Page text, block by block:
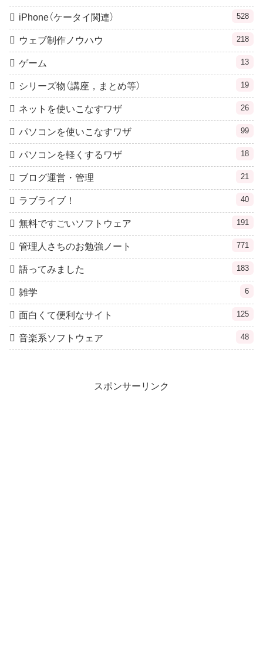
iPhone（ケータイ関連） 528
ウェブ制作ノウハウ 218
ゲーム 13
シリーズ物（講座，まとめ等） 19
ネットを使いこなすワザ 26
パソコンを使いこなすワザ 99
パソコンを軽くするワザ 18
ブログ運営・管理 21
ラブライブ！ 40
無料ですごいソフトウェア 191
管理人さちのお勉強ノート 771
語ってみました 183
雑学 6
面白くて便利なサイト 125
音楽系ソフトウェア 48
スポンサーリンク